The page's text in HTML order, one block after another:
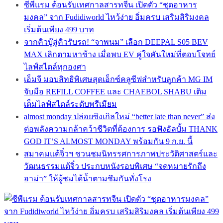
ซีพีแรม ต้อนรับเทศกาลสารทจีน เปิดตัว “ชุดอาหาร
มงคล” จาก Fudidiworld ไหว้ง่าย อิ่มครบ เสริมสิริมงคล
เริ่มต้นเพียง 499 บาท
จากคิวบู๊สู่คิวรับรถ! “จาพนม” เลือก DEEPAL S05 BEV
MAX เลิกตามหาช้าง เมื่อพบ EV คู่ใจคันใหม่ที่ตอบโจทย์
ไลฟ์สไตล์ทุกองศา
เอ็มจี มอบสิทธิพิเศษสุดเอ็กซ์คลูซีฟสำหรับลูกค้า MG IM
จับมือ REFILL COFFEE และ CHAEBOL SHABU เติม
เต็มไลฟ์สไตล์ระดับพรีเมียม
almost monday ปล่อยซิงเกิลใหม่ “better late than never” ส่ง
ต่อพลังความกล้าคว้าชีวิตที่ต้องการ รอฟังอัลบั้ม THANK
GOD IT’S ALMOST MONDAY พร้อมกัน 9 ก.ย. นี้
สมาคมแต้จิ๋วฯ ชวนชมนิทรรศการภาพประวัติศาสตร์และ
วัฒนธรรมแต้จิ๋ว ประกบหนังรอบพิเศษ “จดหมายรักถึง
อาม่า” ให้ผู้ชมได้น้ำตามซึมกันทั่งโรง